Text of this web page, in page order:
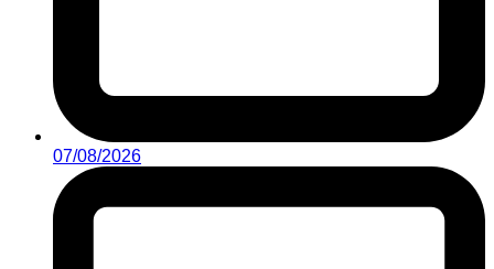
07/08/2026